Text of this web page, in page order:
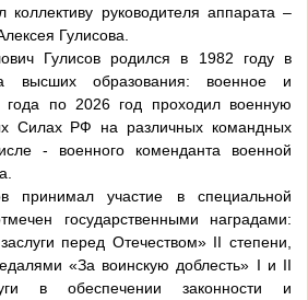
коллективу руководителя аппарата –
Гулисова.
Гулисов родился в 1982 году в
высших образования: военное и
по 2026 год проходил военную
Силах РФ на различных командных
- военного коменданта военной
принимал участие в специальной
государственными наградами:
перед Отечеством» II степени,
«За воинскую доблесть» I и II
в обеспечении законности и